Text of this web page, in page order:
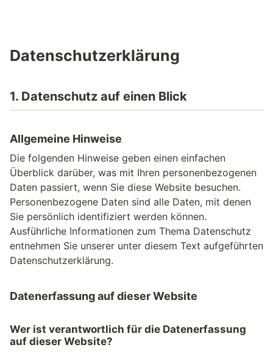
Datenschutz­erklärung
1. Datenschutz auf einen Blick
Allgemeine Hinweise
Die folgenden Hinweise geben einen einfachen
Überblick darüber, was mit Ihren personenbezogenen
Daten passiert, wenn Sie diese Website besuchen.
Personenbezogene Daten sind alle Daten, mit denen
Sie persönlich identifiziert werden können.
Ausführliche Informationen zum Thema Datenschutz
entnehmen Sie unserer unter diesem Text aufgeführten
Datenschutzerklärung.
Datenerfassung auf dieser Website
Wer ist verantwortlich für die Datenerfassung
auf dieser Website?